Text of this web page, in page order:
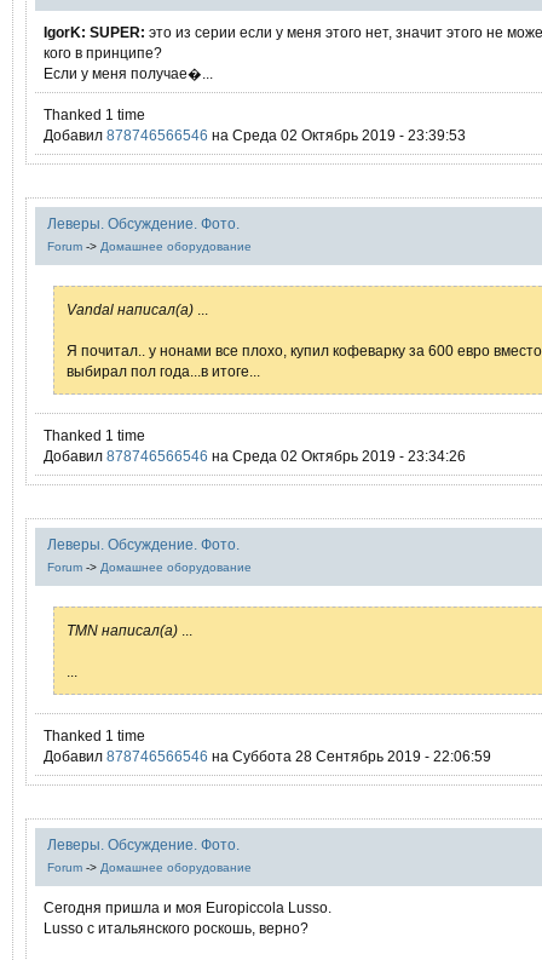
IgorK: SUPER: это из серии если у меня этого нет, значит этого не
кого в принципе?
Если у меня получае�...
Thanked 1 time
Добавил 878746566546 на Среда 02 Октябрь 2019 - 23:39:53
Леверы. Обсуждение. Фото.
Forum -> Домашнее оборудование
Vandal написал(а)
Я почитал.. у нонами все плохо, купил кофеварку за 600 евро
выбирал пол года...в итоге...
Thanked 1 time
Добавил 878746566546 на Среда 02 Октябрь 2019 - 23:34:26
Леверы. Обсуждение. Фото.
Forum -> Домашнее оборудование
TMN написал(а)
Thanked 1 time
Добавил 878746566546 на Суббота 28 Сентябрь 2019 - 22:06:59
Леверы. Обсуждение. Фото.
Forum -> Домашнее оборудование
Сегодня пришла и моя Europicсola Lusso.
Lusso с итальянского роскошь, верно?